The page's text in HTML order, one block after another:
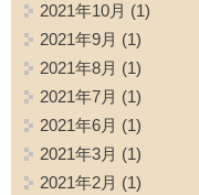
2021年10月 (1)
2021年9月 (1)
2021年8月 (1)
2021年7月 (1)
2021年6月 (1)
2021年3月 (1)
2021年2月 (1)